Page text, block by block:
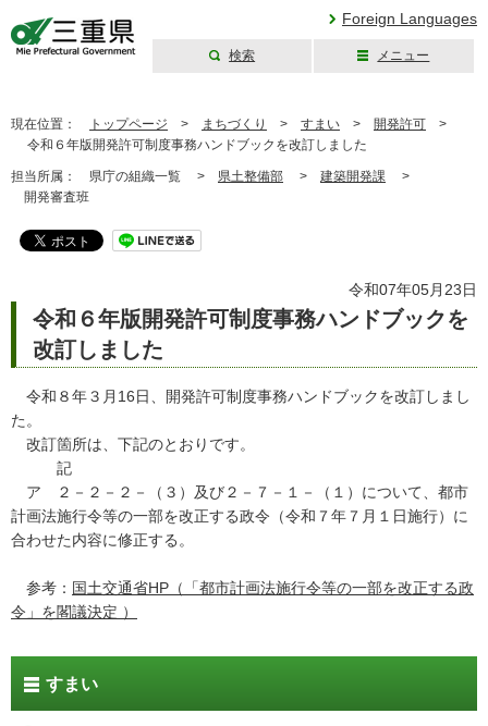
Foreign Languages
検索 メニュー
現在位置： トップページ > まちづくり > すまい > 開発許可 >
令和６年版開発許可制度事務ハンドブックを改訂しました
担当所属： 県庁の組織一覧 > 県土整備部 > 建築開発課 >
開発審査班
令和07年05月23日
令和６年版開発許可制度事務ハンドブックを
改訂しました
令和８年３月16日、開発許可制度事務ハンドブックを改訂しまし
た。
改訂箇所は、下記のとおりです。
記
ア ２－２－２－（３）及び２－７－１－（１）について、都市
計画法施行令等の一部を改正する政令（令和７年７月１日施行）に
合わせた内容に修正する。
参考： 国土交通省HP（「都市計画法施行令等の一部を改正する政
令」を閣議決定 ）
すまい